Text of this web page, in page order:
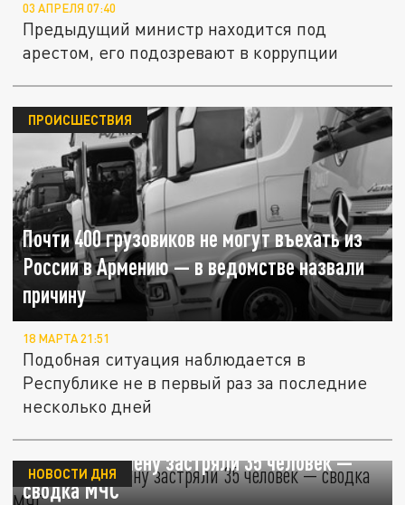
03 АПРЕЛЯ 07:40
Предыдущий министр находится под
арестом, его подозревают в коррупции
Почти 400 грузовиков не могут въехать из
России в Армению — в ведомстве назвали
причину
ПРОИСШЕСТВИЯ
18 МАРТА 21:51
Подобная ситуация наблюдается в
Республике не в первый раз за последние
несколько дней
В снежном плену застряли 35 человек —
сводка МЧС
НОВОСТИ ДНЯ